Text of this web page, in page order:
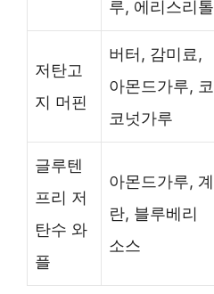
루, 에리스리톨
저탄고
지 머핀
버터, 감미료,
아몬드가루, 코
코넛가루
글루텐
프리 저
탄수 와
플
아몬드가루, 계
란, 블루베리
소스